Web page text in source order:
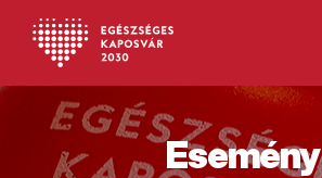
Esemény